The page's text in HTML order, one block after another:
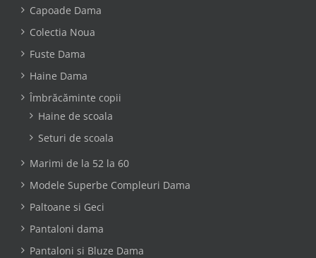
Capoade Dama
Colectia Noua
Fuste Dama
Haine Dama
Îmbrăcăminte copii
Haine de scoala
Seturi de scoala
Marimi de la 52 la 60
Modele Superbe Compleuri Dama
Paltoane si Geci
Pantaloni dama
Pantaloni si Bluze Dama